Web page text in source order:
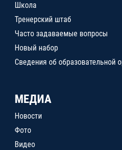
Школа
Тренерский штаб
Часто задаваемые вопросы
Новый набор
Сведения об образовательной
МЕДИА
Новости
Фото
Видео